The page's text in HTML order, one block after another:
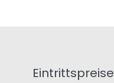
Eintrittspreise